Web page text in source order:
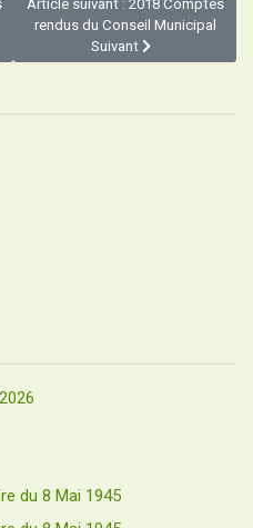
Article suivant : 2018 Comptes
rendus du Conseil Municipal
Suivant
du 8 Mai 1945